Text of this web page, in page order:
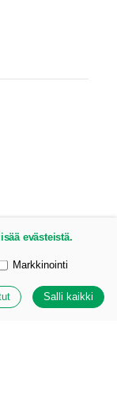
evästeistä.
Markkinointi
Salli kaikki